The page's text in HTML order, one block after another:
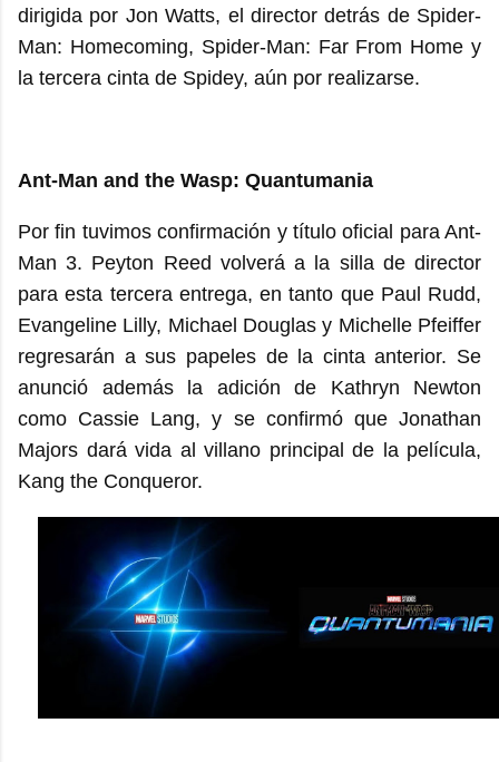
dirigida por Jon Watts, el director detrás de Spider-
Man: Homecoming, Spider-Man: Far From Home y
la tercera cinta de Spidey, aún por realizarse.
Ant-Man and the Wasp: Quantumania
Por fin tuvimos confirmación y título oficial para Ant-
Man 3. Peyton Reed volverá a la silla de director
para esta tercera entrega, en tanto que Paul Rudd,
Evangeline Lilly, Michael Douglas y Michelle Pfeiffer
regresarán a sus papeles de la cinta anterior. Se
anunció además la adición de Kathryn Newton
como Cassie Lang, y se confirmó que Jonathan
Majors dará vida al villano principal de la película,
Kang the Conqueror.